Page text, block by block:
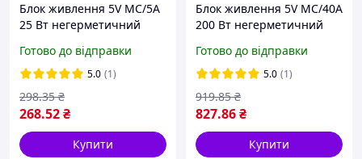
Блок живлення 5V MC/5A
25 Вт негерметичний
Готово до відправки
5.0 (1)
268.52₴
298.35 ₴
Купити
Блок живлення 5V MС/40A
200 Вт негерметичний
Готово до відправки
5.0 (1)
827.86₴
919.85 ₴
Купити